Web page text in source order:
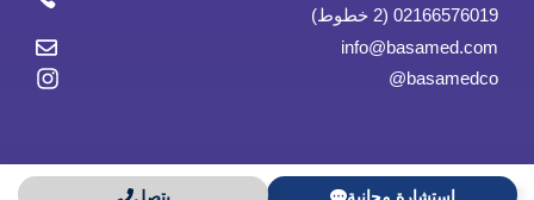
02166576019 (2 خطوط)
info@basamed.com
basamedco@